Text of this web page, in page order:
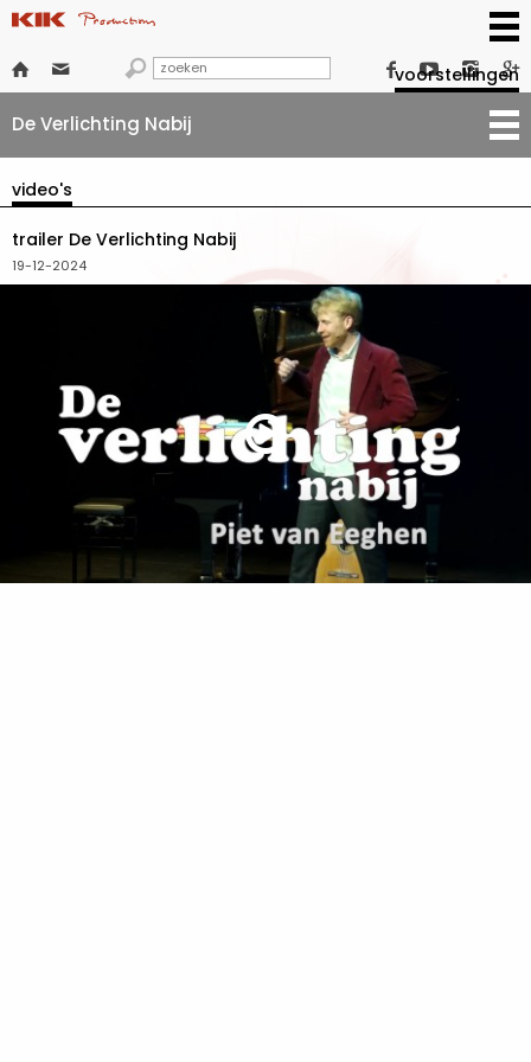
      
voorstellingen
De Verlichting Nabij
video's
trailer De Verlichting Nabij
19-12-2024